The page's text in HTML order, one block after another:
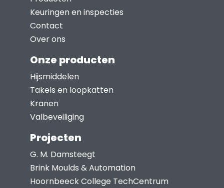
Keuringen en inspecties
Contact
Over ons
Onze producten
Hijsmiddelen
Takels en loopkatten
Kranen
Valbeveiliging
Projecten
G. M. Damsteegt
Brink Moulds & Automation
Hoornbeeck College TechCentrum